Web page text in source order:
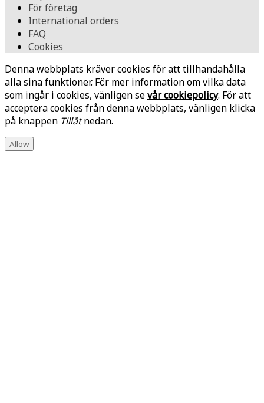
För företag
International orders
FAQ
Cookies
Denna webbplats kräver cookies för att tillhandahålla
alla sina funktioner. För mer information om vilka data
som ingår i cookies, vänligen sevår cookiepolicy. För att
acceptera cookies från denna webbplats, vänligen klicka
på knappen Tillåtnedan.
Allow